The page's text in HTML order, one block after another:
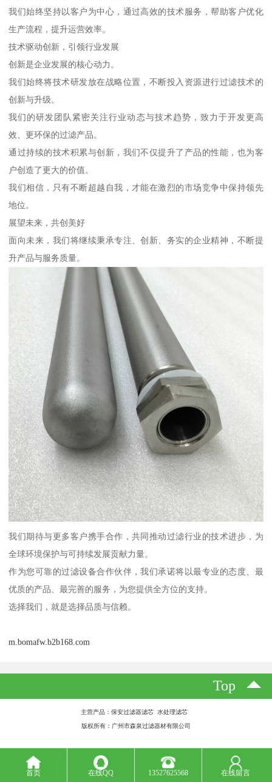
我们始终坚持以客户为中心，通过高效的技术服务，帮助客户优化
生产流程，提升运营效率。
技术驱动创新，引领行业发展
创新是企业发展的核心动力。
我们始终将技术研发放在战略位置，不断投入资源进行过滤技术的
创新与升级。
我们的研发团队紧密关注行业动态与技术趋势，致力于开发更高
效、更环保的过滤产品。
通过持续的技术积累与创新，我们不仅提升了产品的性能，也为客
户创造了更大的价值。
我们相信，只有不断超越自我，才能在激烈的市场竞争中保持领先
地位。
展望未来，共创美好
面向未来，我们将继续秉承专注、创新、务实的企业精神，不断提
升产品与服务质量。
我们期待与更多客户携手合作，共同推动过滤行业的技术进步，为
全球环境保护与可持续发展贡献力量。
作为您可靠的过滤设备合作伙伴，我们承诺将以最专业的态度、最
优质的产品、最完善的服务，为您提供全方位的支持。
选择我们，就是选择品质与信赖。
m.bomafw.b2b168.com
Top
主营产品：保安过滤器滤芯 水处理滤芯
版权所有：广州市森泉过滤器材有限公司
首页 在线QQ 13527625568 在线留言